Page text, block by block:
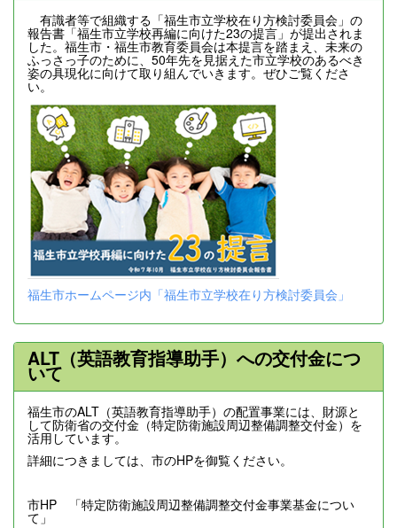
有識者等で組織する「福生市立学校在り方検討委員会」の
報告書「福生市立学校再編に向けた23の提言」が提出されま
した。福生市・福生市教育委員会は本提言を踏まえ、未来の
ふっさっ子のために、50年先を見据えた市立学校のあるべき
姿の具現化に向けて取り組んでいきます。ぜひご覧くださ
い。
福生市ホームページ内「福生市立学校在り方検討委員会」
ALT（英語教育指導助手）への交付金につ
いて
福生市のALT（英語教育指導助手）の配置事業には、財源と
して防衛省の交付金（特定防衛施設周辺整備調整交付金）を
活用しています。
詳細につきましては、市のHPを御覧ください。
市HP 「特定防衛施設周辺整備調整交付金事業基金につい
て」